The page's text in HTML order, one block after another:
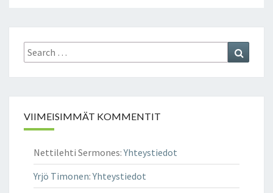
Search
for:
VIIMEISIMMÄT KOMMENTIT
Nettilehti Sermones:Yhteystiedot
Yrjö Timonen:Yhteystiedot